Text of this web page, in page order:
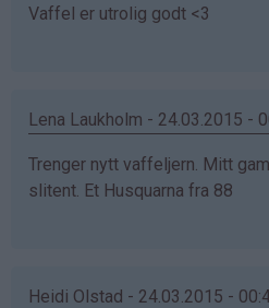
Vaffel er utrolig godt <3
Lena Laukholm - 24.03.2015 -
Trenger nytt vaffeljern. Mitt
slitent. Et Husquarna fra 88
Heidi Olstad - 24.03.2015 -